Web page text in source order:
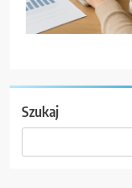
Szukaj